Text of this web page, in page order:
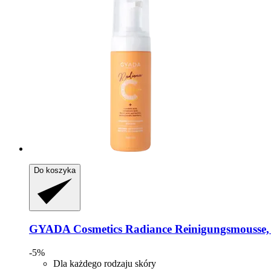
Do koszyka
GYADA Cosmetics Radiance
-5%
Dla każdego rodzaju skóry